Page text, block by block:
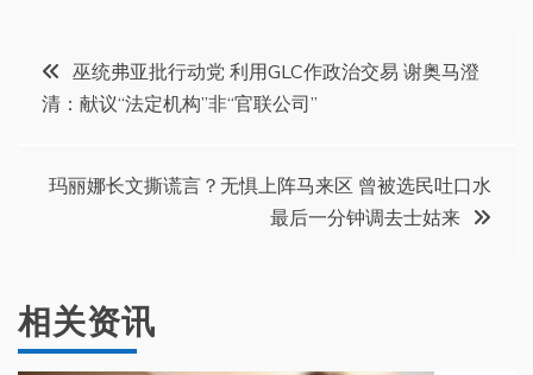
文
章
导
巫统弗亚批行动党 利用GLC作政治交易 谢奥马澄
清：献议“法定机构”非“官联公司”
玛丽娜长文撕谎言？无惧上阵马来区 曾被选民吐口水
最后一分钟调去士姑来
相关资讯